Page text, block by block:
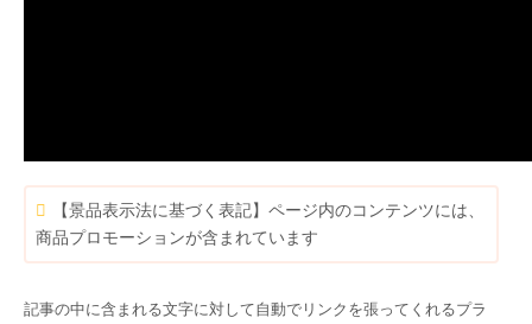
【景品表示法に基づく表記】ページ内のコンテンツには、
商品プロモーションが含まれています
記事の中に含まれる文字に対して自動でリンクを張ってくれるプラ